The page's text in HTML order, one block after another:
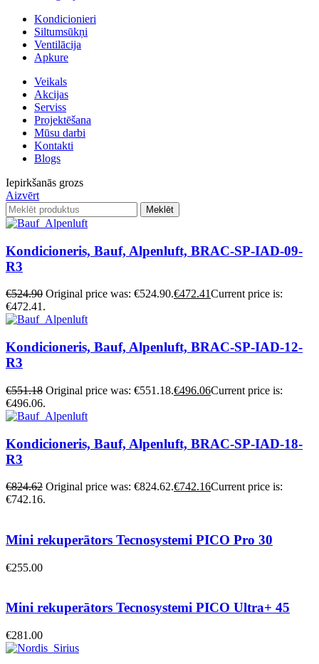
Kondicionieri
Siltumsūkņi
Ventilācija
Apkure
Veikals
Akcijas
Serviss
Projektēšana
Mūsu darbi
Kontakti
Blogs
Iepirkšanās grozs
Aizvērt
Meklēt
Kondicioneris, Bauf, Alpenluft, BRAC-SP-IAD-09-
R3
€524.90 Original price was: €524.90.€472.41Current price is:
€472.41.
Kondicioneris, Bauf, Alpenluft, BRAC-SP-IAD-12-
R3
€551.18 Original price was: €551.18.€496.06Current price is:
€496.06.
Kondicioneris, Bauf, Alpenluft, BRAC-SP-IAD-18-
R3
€824.62 Original price was: €824.62.€742.16Current price is:
€742.16.
Mini rekuperātors Tecnosystemi PICO Pro 30
€255.00
Mini rekuperātors Tecnosystemi PICO Ultra+ 45
€281.00